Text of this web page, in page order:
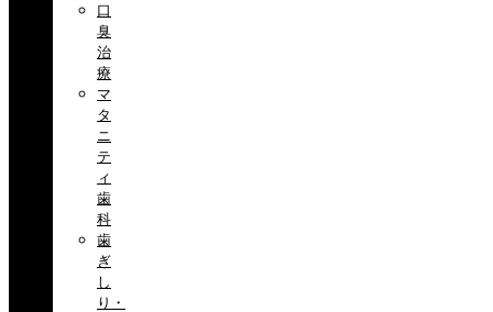
口
臭
治
療
マ
タ
ニ
テ
ィ
歯
科
歯
ぎ
し
り・